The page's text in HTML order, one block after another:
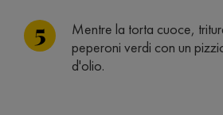
Mentre la torta cuoce,
peperoni verdi con un
d'olio.